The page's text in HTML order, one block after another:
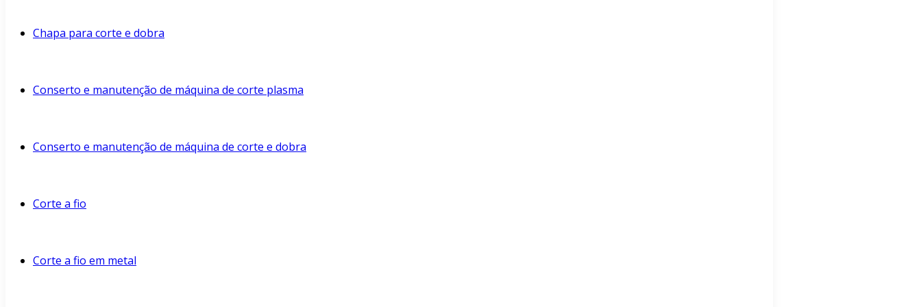
Chapa para corte e dobra
Conserto e manutenção de máquina de corte plasma
Conserto e manutenção de máquina de corte e dobra
Corte a fio
Corte a fio em metal